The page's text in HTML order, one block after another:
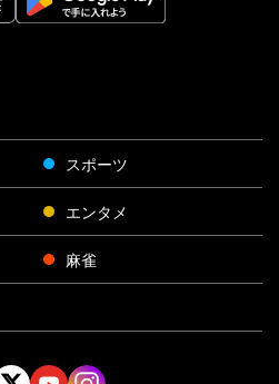
スポーツ
エンタメ
麻雀